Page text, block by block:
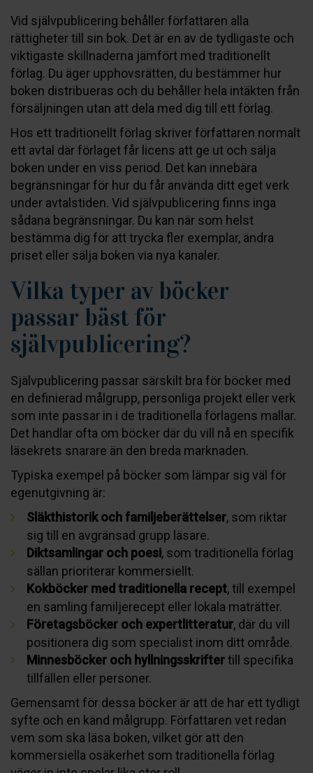
Vid självpublicering behåller författaren alla
rättigheter till sin bok. Det är en av de tydligaste och
viktigaste skillnaderna jämfört med traditionellt
förlag. Du äger upphovsrätten, du bestämmer hur
boken distribueras och du behåller hela intäkten från
försäljningen utan att dela med dig till ett förlag.
Hos ett traditionellt förlag skriver författaren normalt
ett avtal där förlaget får licens att ge ut och sälja
boken under en viss period. Det kan innebära
begränsningar för hur du får använda ditt eget verk
under avtalstiden. Vid självpublicering finns inga
sådana begränsningar. Du kan när som helst
bestämma dig för att trycka fler exemplar, ändra
priset eller sälja boken via nya kanaler.
Vilka typer av böcker
passar bäst för
självpublicering?
Självpublicering passar särskilt bra för böcker med
en definierad målgrupp, personliga projekt eller verk
som inte passar in i de traditionella förlagens mallar.
Det handlar ofta om böcker där du vill nå en specifik
läsekrets snarare än den breda marknaden.
Typiska exempel på böcker som lämpar sig väl för
egenutgivning är:
Släkthistorik och familjeberättelser, som riktar
sig till en avgränsad grupp läsare.
Diktsamlingar och poesi, som traditionella förlag
sällan prioriterar kommersiellt.
Kokböcker med traditionella recept, till exempel
en samling familjerecept eller lokala maträtter.
Företagsböcker och expertlitteratur, där du vill
positionera dig som specialist inom ditt område.
Minnesböcker och hyllningsskriftertill specifika
tillfällen eller personer.
Gemensamt för dessa böcker är att de har ett tydligt
syfte och en känd målgrupp. Författaren vet redan
vem som ska läsa boken, vilket gör att den
kommersiella osäkerhet som traditionella förlag